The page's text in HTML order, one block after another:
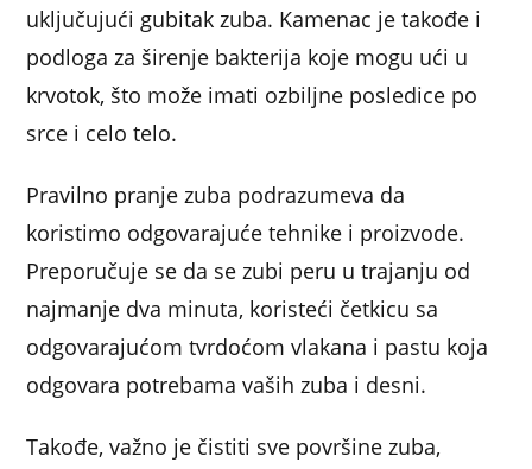
uključujući gubitak zuba. Kamenac je takođe i
podloga za širenje bakterija koje mogu ući u
krvotok, što može imati ozbiljne posledice po
srce i celo telo.
Pravilno pranje zuba podrazumeva da
koristimo odgovarajuće tehnike i proizvode.
Preporučuje se da se zubi peru u trajanju od
najmanje dva minuta, koristeći četkicu sa
odgovarajućom tvrdoćom vlakana i pastu koja
odgovara potrebama vaših zuba i desni.
Takođe, važno je čistiti sve površine zuba,